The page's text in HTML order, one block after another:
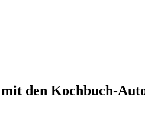
den Kochbuch-